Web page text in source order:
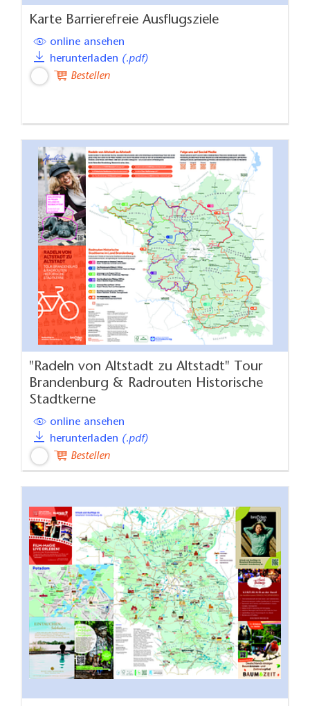
Karte Barrierefreie Ausflugsziele
online ansehen
herunterladen (.pdf)
Bestellen
"Radeln von Altstadt zu Altstadt" Tour
Brandenburg & Radrouten Historische
Stadtkerne
online ansehen
herunterladen (.pdf)
Bestellen